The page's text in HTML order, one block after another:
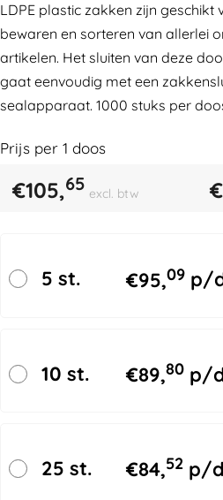
LDPE plastic zakken zijn
bewaren en sorteren van allerlei
artikelen. Het sluiten van deze
gaat eenvoudig met een
sealapparaat. 1000 stuks per
Prijs per 1 doos
€105,65 excl. btw €
5 st. €95,09 p/
10 st. €89,80 p/
25 st. €84,52 p/